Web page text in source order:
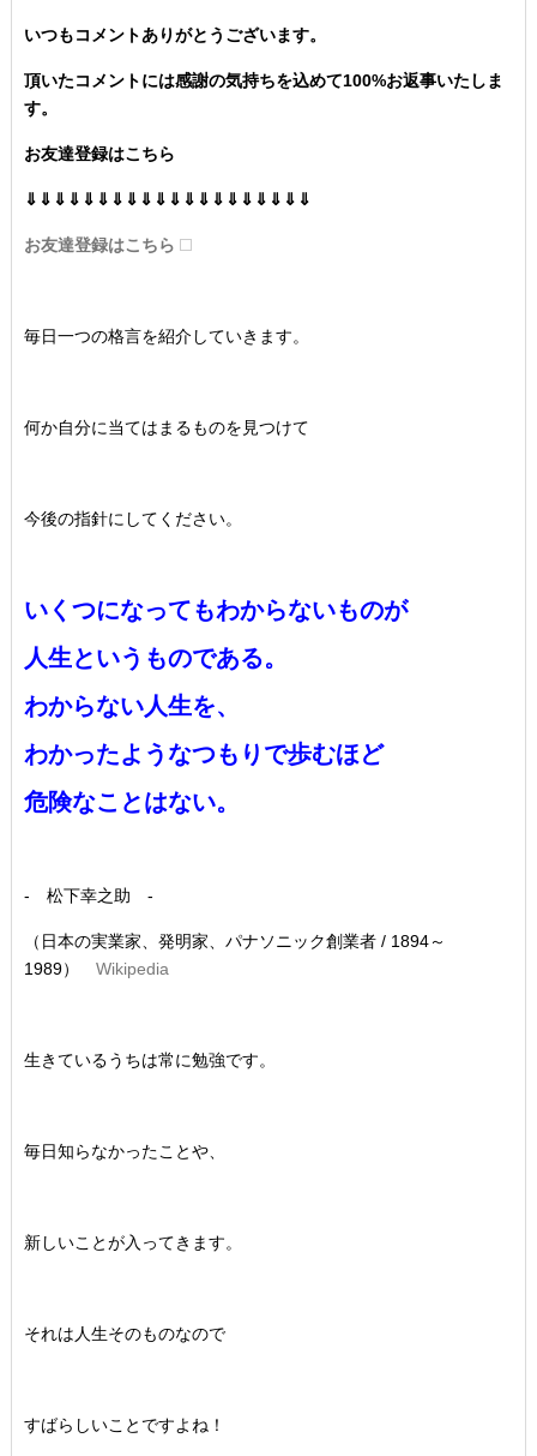
いつもコメントありがとうございます。
頂いたコメントには感謝の気持ちを込めて100%お返事いたしま
す。
お友達登録はこちら
⇓⇓⇓⇓⇓⇓⇓⇓⇓⇓⇓⇓⇓⇓⇓⇓⇓⇓⇓⇓
お友達登録はこちら
毎日一つの格言を紹介していきます。
何か自分に当てはまるものを見つけて
今後の指針にしてください。
いくつになってもわからないものが
人生というものである。
わからない人生を、
わかったようなつもりで歩むほど
危険なことはない。
- 松下幸之助 -
（日本の実業家、発明家、パナソニック創業者 / 1894～
1989） Wikipedia
生きているうちは常に勉強です。
毎日知らなかったことや、
新しいことが入ってきます。
それは人生そのものなので
すばらしいことですよね！